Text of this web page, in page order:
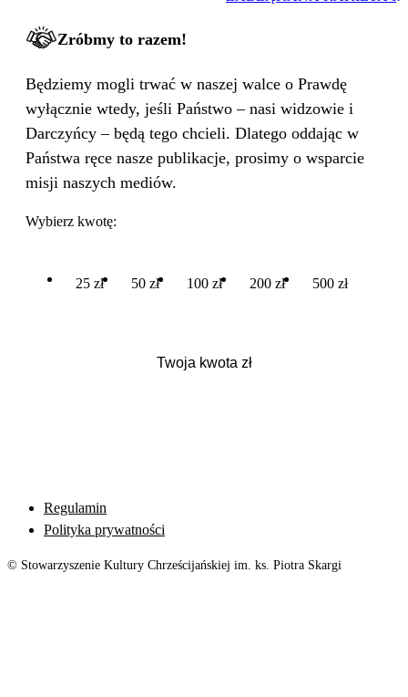
Zróbmy to razem!
Będziemy mogli trwać w naszej walce o Prawdę
wyłącznie wtedy, jeśli Państwo – nasi widzowie i
Darczyńcy – będą tego chcieli. Dlatego oddając w
Państwa ręce nasze publikacje, prosimy o wsparcie
misji naszych mediów.
Wybierz kwotę:
25 zł 50 zł 100 zł 200 zł 500 zł
Regulamin
Polityka prywatności
© Stowarzyszenie Kultury Chrześcijańskiej im. ks. Piotra Skargi